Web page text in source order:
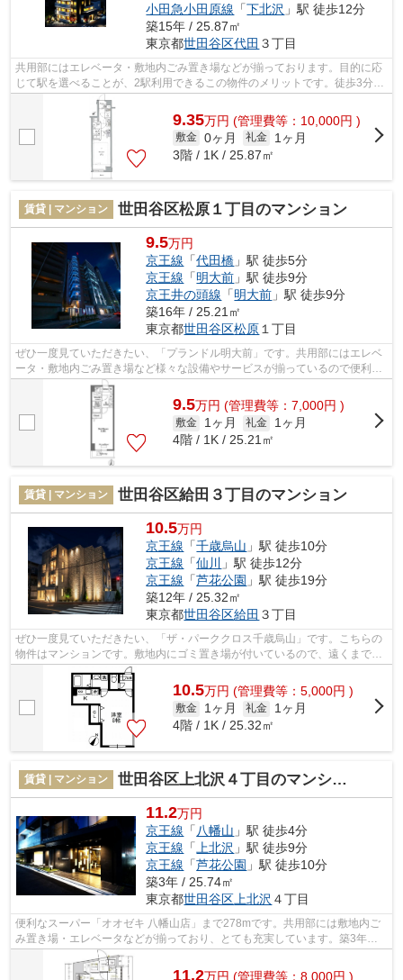
小田急小田原線 「下北沢 」駅 徒歩12分
築15年 / 25.87㎡
東京都世田谷区代田 ３丁目
共用部にはエレベータ・敷地内ごみ置き場などが揃っております。目的に応
じて駅を選べることが、2駅利用できるこの物件のメリットです。徒歩3分で
駅にアクセスできる物件です。防犯強...
9.35万円 (管理費等：10,000円 )
敷金 0ヶ月 礼金
1ヶ月
3階 / 1K / 25.87㎡
賃貸 | マンション 世田谷区松原１丁目のマンション
9.5万円
京王線 「代田橋 」駅 徒歩5分
京王線 「明大前 」駅 徒歩9分
京王井の頭線 「明大前 」駅 徒歩9分
築16年 / 25.21㎡
東京都世田谷区松原 １丁目
ぜひ一度見ていただきたい、「プランドル明大前」です。共用部にはエレベ
ータ・敷地内ごみ置き場など様々な設備やサービスが揃っているので便利で
す。陽当たりが良く、日中は電気代が...
9.5万円 (管理費等：7,000円 )
敷金 1ヶ月 礼金
1ヶ月
4階 / 1K / 25.21㎡
賃貸 | マンション 世田谷区給田３丁目のマンション
10.5万円
京王線 「千歳烏山 」駅 徒歩10分
京王線 「仙川 」駅 徒歩12分
京王線 「芦花公園 」駅 徒歩19分
築12年 / 25.32㎡
東京都世田谷区給田 ３丁目
ぜひ一度見ていただきたい、「ザ・パーククロス千歳烏山」です。こちらの
物件はマンションです。敷地内にゴミ置き場が付いているので、遠くまで運
ぶ必要がなくゴミ出しが楽になります...
10.5万円 (管理費等：5,000円 )
敷金 1ヶ月 礼金
1ヶ月
4階 / 1K / 25.32㎡
賃貸 | マンション 世田谷区上北沢４丁目のマンション
11.2万円
京王線 「八幡山 」駅 徒歩4分
京王線 「上北沢 」駅 徒歩9分
京王線 「芦花公園 」駅 徒歩10分
築3年 / 25.74㎡
東京都世田谷区上北沢 ４丁目
便利なスーパー「オオゼキ 八幡山店」まで278mです。共用部には敷地内ご
み置き場・エレベータなどが揃っており、とても充実しています。築3年の
築浅物件。特徴的な外観と洗練された設...
11.2万円 (管理費等：8,000円 )